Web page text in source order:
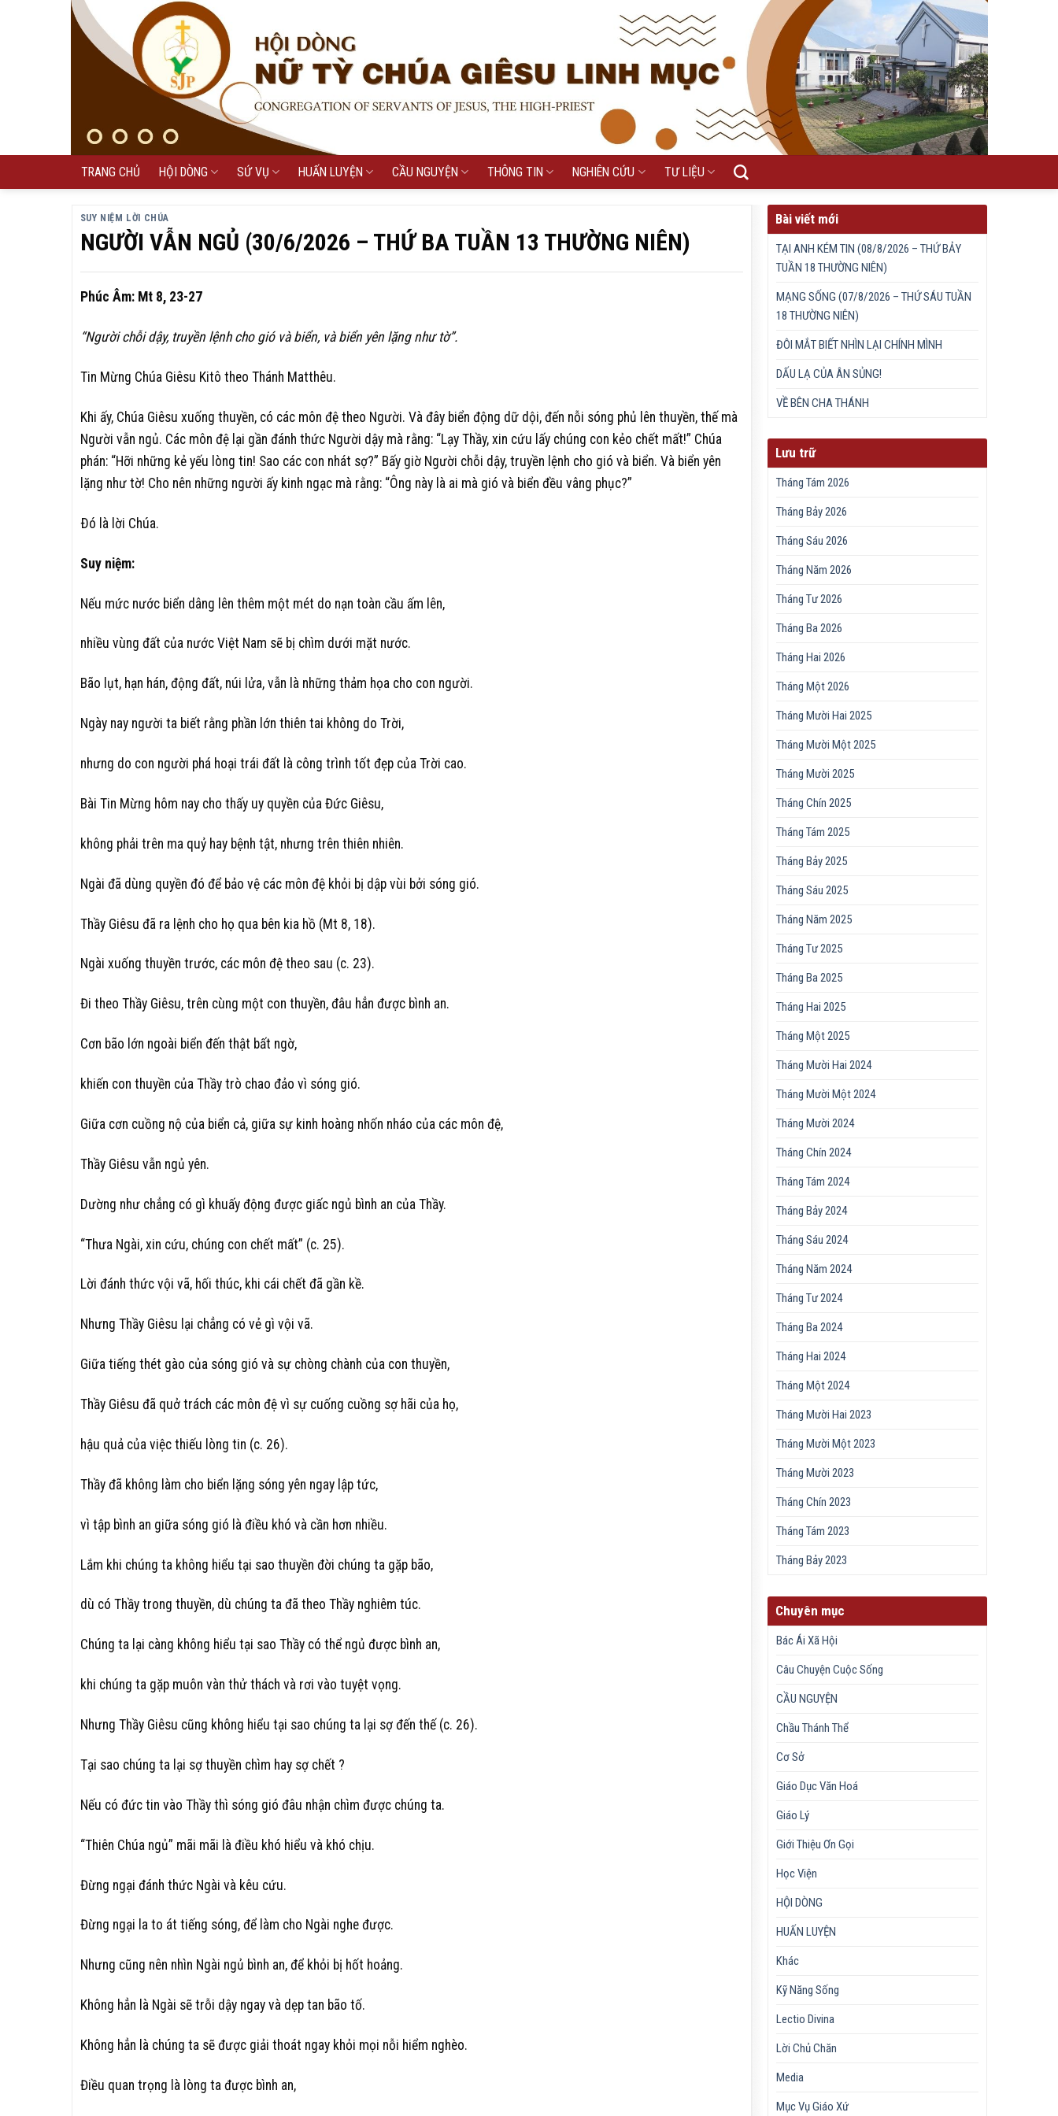
TRANG CHỦ HỘI DÒNG SỨ VỤ HUẤN LUYỆN CẦU NGUYỆN THÔNG TIN NGHIÊN CỨU TƯ LIỆU
SUY NIỆM LỜI CHÚA
NGƯỜI VẪN NGỦ (30/6/2026 – THỨ BA TUẦN 13 THƯỜNG NIÊN)
Phúc Âm: Mt 8, 23-27
“Người chỗi dậy, truyền lệnh cho gió và biển, và biển yên lặng như tờ”.
Tin Mừng Chúa Giêsu Kitô theo Thánh Matthêu.
Khi ấy, Chúa Giêsu xuống thuyền, có các môn đệ theo Người. Và đây biển động dữ dội, đến nỗi sóng phủ lên thuyền, thế mà
Người vẫn ngủ. Các môn đệ lại gần đánh thức Người dậy mà rằng: “Lạy Thầy, xin cứu lấy chúng con kẻo chết mất!” Chúa
phán: “Hỡi những kẻ yếu lòng tin! Sao các con nhát sợ?” Bấy giờ Người chỗi dậy, truyền lệnh cho gió và biển. Và biển yên
lặng như tờ! Cho nên những người ấy kinh ngạc mà rằng: “Ông này là ai mà gió và biển đều vâng phục?”
Ðó là lời Chúa.
Suy niệm:
Nếu mức nước biển dâng lên thêm một mét do nạn toàn cầu ấm lên,
nhiều vùng đất của nước Việt Nam sẽ bị chìm dưới mặt nước.
Bão lụt, hạn hán, động đất, núi lửa, vẫn là những thảm họa cho con người.
Ngày nay người ta biết rằng phần lớn thiên tai không do Trời,
nhưng do con người phá hoại trái đất là công trình tốt đẹp của Trời cao.
Bài Tin Mừng hôm nay cho thấy uy quyền của Đức Giêsu,
không phải trên ma quỷ hay bệnh tật, nhưng trên thiên nhiên.
Ngài đã dùng quyền đó để bảo vệ các môn đệ khỏi bị dập vùi bởi sóng gió.
Thầy Giêsu đã ra lệnh cho họ qua bên kia hồ (Mt 8, 18).
Ngài xuống thuyền trước, các môn đệ theo sau (c. 23).
Đi theo Thầy Giêsu, trên cùng một con thuyền, đâu hẳn được bình an.
Cơn bão lớn ngoài biển đến thật bất ngờ,
khiến con thuyền của Thầy trò chao đảo vì sóng gió.
Giữa cơn cuồng nộ của biển cả, giữa sự kinh hoàng nhốn nháo của các môn đệ,
Thầy Giêsu vẫn ngủ yên.
Dường như chẳng có gì khuấy động được giấc ngủ bình an của Thầy.
“Thưa Ngài, xin cứu, chúng con chết mất” (c. 25).
Lời đánh thức vội vã, hối thúc, khi cái chết đã gần kề.
Nhưng Thầy Giêsu lại chẳng có vẻ gì vội vã.
Giữa tiếng thét gào của sóng gió và sự chòng chành của con thuyền,
Thầy Giêsu đã quở trách các môn đệ vì sự cuống cuồng sợ hãi của họ,
hậu quả của việc thiếu lòng tin (c. 26).
Thầy đã không làm cho biển lặng sóng yên ngay lập tức,
vì tập bình an giữa sóng gió là điều khó và cần hơn nhiều.
Lắm khi chúng ta không hiểu tại sao thuyền đời chúng ta gặp bão,
dù có Thầy trong thuyền, dù chúng ta đã theo Thầy nghiêm túc.
Chúng ta lại càng không hiểu tại sao Thầy có thể ngủ được bình an,
khi chúng ta gặp muôn vàn thử thách và rơi vào tuyệt vọng.
Nhưng Thầy Giêsu cũng không hiểu tại sao chúng ta lại sợ đến thế (c. 26).
Tại sao chúng ta lại sợ thuyền chìm hay sợ chết ?
Nếu có đức tin vào Thầy thì sóng gió đâu nhận chìm được chúng ta.
“Thiên Chúa ngủ” mãi mãi là điều khó hiểu và khó chịu.
Đừng ngại đánh thức Ngài và kêu cứu.
Đừng ngại la to át tiếng sóng, để làm cho Ngài nghe được.
Nhưng cũng nên nhìn Ngài ngủ bình an, để khỏi bị hốt hoảng.
Không hẳn là Ngài sẽ trỗi dậy ngay và dẹp tan bão tố.
Không hẳn là chúng ta sẽ được giải thoát ngay khỏi mọi nỗi hiểm nghèo.
Điều quan trọng là lòng ta được bình an,
Bài viết mới
TẠI ANH KÉM TIN (08/8/2026 – THỨ BẢY
TUẦN 18 THƯỜNG NIÊN)
MẠNG SỐNG (07/8/2026 – THỨ SÁU TUẦN
18 THƯỜNG NIÊN)
ĐÔI MẮT BIẾT NHÌN LẠI CHÍNH MÌNH
DẤU LẠ CỦA ÂN SỦNG!
VỀ BÊN CHA THÁNH
Lưu trữ
Tháng Tám 2026
Tháng Bảy 2026
Tháng Sáu 2026
Tháng Năm 2026
Tháng Tư 2026
Tháng Ba 2026
Tháng Hai 2026
Tháng Một 2026
Tháng Mười Hai 2025
Tháng Mười Một 2025
Tháng Mười 2025
Tháng Chín 2025
Tháng Tám 2025
Tháng Bảy 2025
Tháng Sáu 2025
Tháng Năm 2025
Tháng Tư 2025
Tháng Ba 2025
Tháng Hai 2025
Tháng Một 2025
Tháng Mười Hai 2024
Tháng Mười Một 2024
Tháng Mười 2024
Tháng Chín 2024
Tháng Tám 2024
Tháng Bảy 2024
Tháng Sáu 2024
Tháng Năm 2024
Tháng Tư 2024
Tháng Ba 2024
Tháng Hai 2024
Tháng Một 2024
Tháng Mười Hai 2023
Tháng Mười Một 2023
Tháng Mười 2023
Tháng Chín 2023
Tháng Tám 2023
Tháng Bảy 2023
Chuyên mục
Bác Ái Xã Hội
Câu Chuyện Cuộc Sống
CẦU NGUYỆN
Chầu Thánh Thể
Cơ Sở
Giáo Dục Văn Hoá
Giáo Lý
Giới Thiệu Ơn Gọi
Học Viện
HỘI DÒNG
HUẤN LUYỆN
Khác
Kỹ Năng Sống
Lectio Divina
Lời Chủ Chăn
Media
Mục Vụ Giáo Xứ